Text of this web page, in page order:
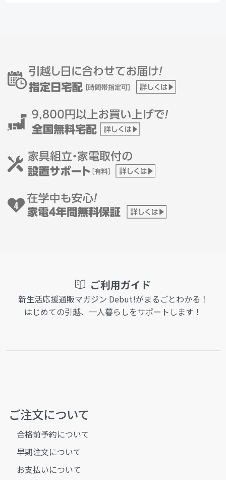
ご利用ガイド
新生活応援通販マガジン Debut!がまるごとわかる！
はじめての引越、一人暮らしをサポートします！
ご注文について
合格前予約について
早期注文について
お支払いについて